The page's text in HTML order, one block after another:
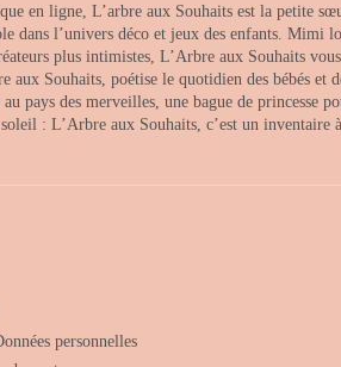
en ligne, L’arbre aux Souhaits est la petite
dans l’univers déco et jeux des enfants.
plus intimistes, L’Arbre aux Souhaits
aux Souhaits, poétise le quotidien des bébés et
pays des merveilles, une bague de princesse
: L’Arbre aux Souhaits, c’est un inventaire
personnelles